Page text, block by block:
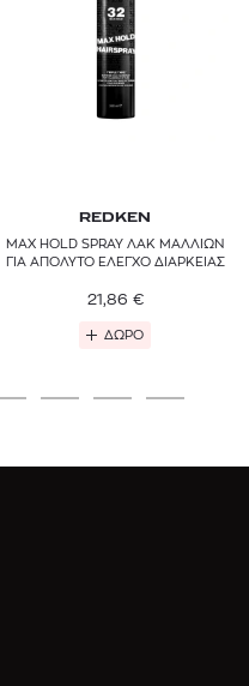
REDKEN
MAX HOLD SPRAY ΛΑΚ ΜΑΛΛΙΩΝ
ΓΙΑ ΑΠΟΛΥΤΟ ΕΛΕΓΧΟ ΔΙΑΡΚΕΙΑΣ
21,86 €
ΔΩΡΟ